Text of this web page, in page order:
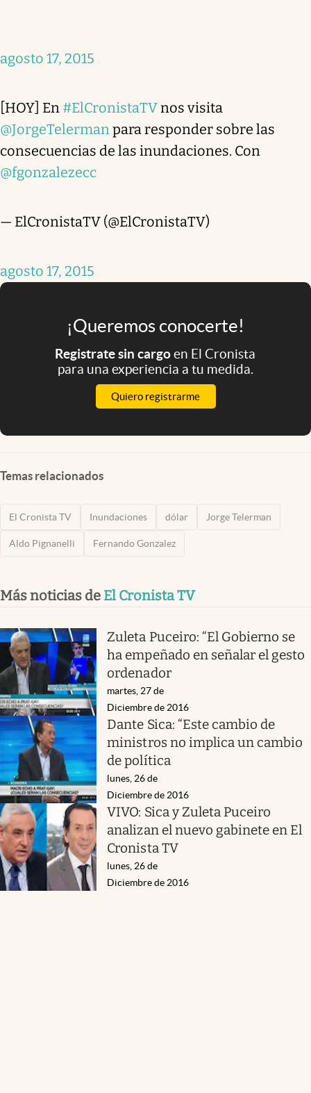
agosto 17, 2015
[HOY] En #ElCronistaTVnos visita
@JorgeTelermanpara responder sobre las
consecuencias de las inundaciones. Con
@fgonzalezecc
— ElCronistaTV (@ElCronistaTV)
agosto 17, 2015
¡Queremos conocerte!
Registrate sin cargoen El Cronista
para una experiencia a tu medida.
Quiero registrarme
Temas relacionados
El Cronista TV Inundaciones dólar Jorge Telerman
Aldo Pignanelli Fernando Gonzalez
Más noticias de El Cronista TV
Zuleta Puceiro: “El Gobierno se
ha empeñado en señalar el gesto
ordenador
martes, 27 de
Diciembre de 2016
Dante Sica: “Este cambio de
ministros no implica un cambio
de política
lunes, 26 de
Diciembre de 2016
VIVO: Sica y Zuleta Puceiro
analizan el nuevo gabinete en El
Cronista TV
lunes, 26 de
Diciembre de 2016